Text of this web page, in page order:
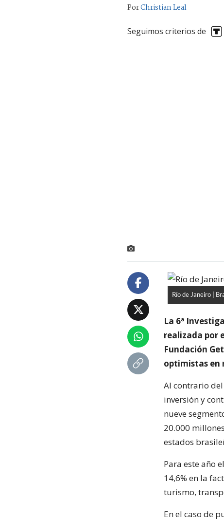
PorChristian Leal
Seguimos criterios de
Río de Janeiro |
La 6ª
realizada por
Fundación
optimistas en
Al contrario
inversión y
nueve
20.000
estados
Para este año
14,6% en la
turismo,
En el caso de